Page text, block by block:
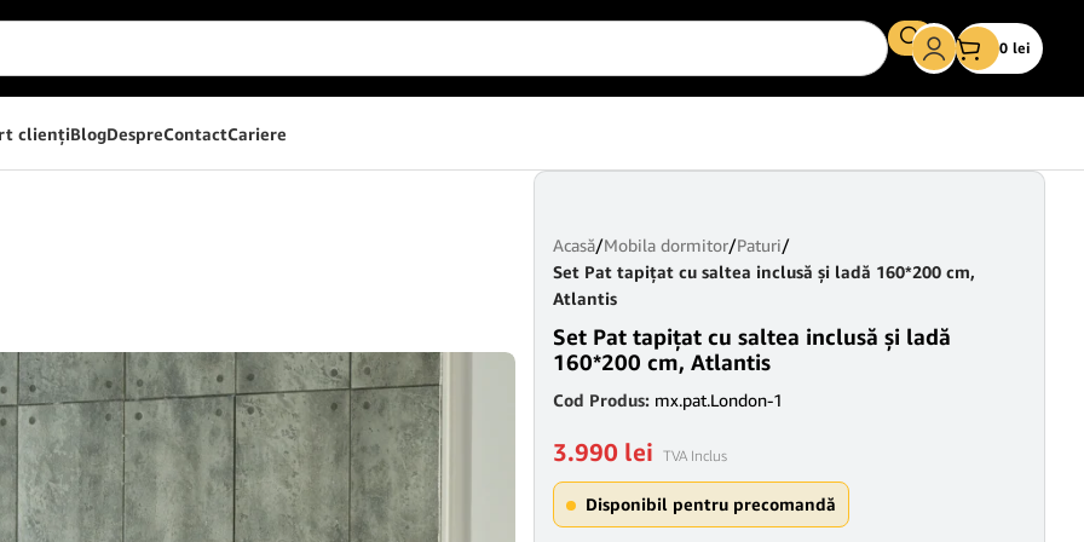
0 lei
clienţiBlogDespreContactCariere
Acasă/Mobila dormitor/Paturi/
Set Pat tapițat cu saltea inclusă și ladă 160*200 cm,
Atlantis
Set Pat tapițat cu saltea inclusă și ladă
160*200 cm, Atlantis
Cod Produs: mx.pat.London-1
3.990 lei TVA Inclus
Disponibil pentru precomandă